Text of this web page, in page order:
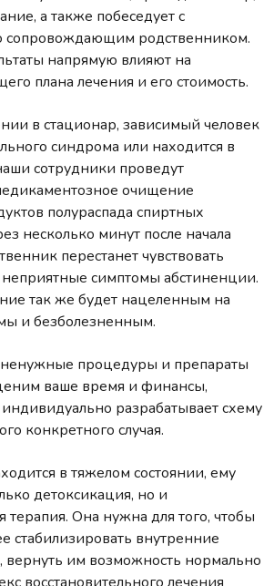
а также побеседует с
сопровождающим родственником.
напрямую влияют на
плана лечения и его стоимость.
в стационар, зависимый человек
синдрома или находится в
сотрудники проведут
очищение
полураспада спиртных
несколько минут после начала
перестанет чувствовать
симптомы абстиненции.
так же будет нацеленным на
и безболезненным.
процедуры и препараты
ваше время и финансы,
разрабатывает схему
конкретного случая.
в тяжелом состоянии, ему
детоксикация, но и
терапия. Она нужна для того, чтобы
стабилизировать внутренние
вернуть им возможность нормально